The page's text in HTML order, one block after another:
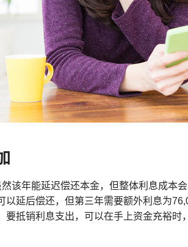
该年能延迟偿还本金，但整体利息成本
以延后偿还，但第三年需要额外利息为
要抵销利息支出，可以在手上资金充裕